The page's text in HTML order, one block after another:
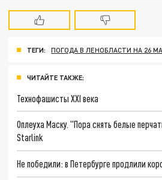
ТЕГИ: ПОГОДА В ЛЕНОБЛАСТИ НА 26
ЧИТАЙТЕ ТАКЖЕ:
Технофашисты XXI века
Оплеуха Маску. "Пора снять белые
Starlink
Не победили: в Петербурге продлили